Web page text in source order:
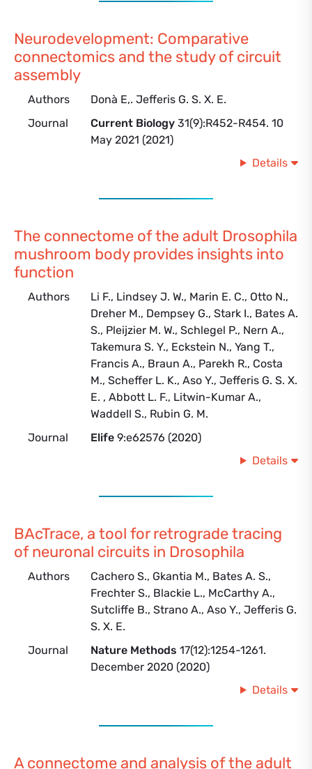
Neurodevelopment: Comparative
connectomics and the study of circuit
assembly
Authors
Donà E,. Jefferis G. S. X. E.
Journal
Current Biology 31(9):R452-R454. 10
May 2021 (2021)
Details
The connectome of the adult Drosophila
mushroom body provides insights into
function
Authors
Li F., Lindsey J. W., Marin E. C., Otto N.,
Dreher M., Dempsey G., Stark I., Bates A.
S., Pleijzier M. W., Schlegel P., Nern A.,
Takemura S. Y., Eckstein N., Yang T.,
Francis A., Braun A., Parekh R., Costa
M., Scheffer L. K., Aso Y., Jefferis G. S. X.
E. , Abbott L. F., Litwin-Kumar A.,
Waddell S., Rubin G. M.
Journal
Elife 9:e62576 (2020)
Details
BAcTrace, a tool for retrograde tracing
of neuronal circuits in Drosophila
Authors
Cachero S., Gkantia M., Bates A. S.,
Frechter S., Blackie L., McCarthy A.,
Sutcliffe B., Strano A., Aso Y., Jefferis G.
S. X. E.
Journal
Nature Methods 17(12):1254-1261.
December 2020 (2020)
Details
A connectome and analysis of the adult